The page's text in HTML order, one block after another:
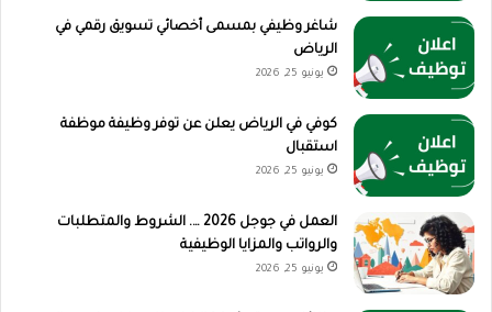
شاغر وظيفي بمسمى أخصائي تسويق رقمي في
الرياض
يونيو 25, 2026
كوفي في الرياض يعلن عن توفر وظيفة موظفة
استقبال
يونيو 25, 2026
العمل في جوجل 2026 …. الشروط والمتطلبات
والرواتب والمزايا الوظيفية
يونيو 25, 2026